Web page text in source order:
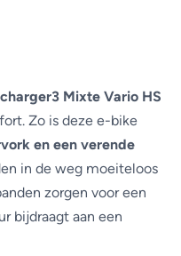
Mixte Vario HS
Zo is deze e-bike
en een verende
in de weg moeiteloos
zorgen voor een
bijdraagt aan een